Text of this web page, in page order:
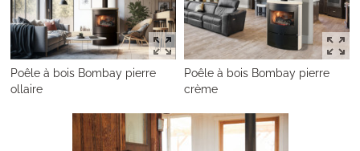
Poêle à bois Bombay pierre
ollaire
Poêle à bois Bombay pierre
crème